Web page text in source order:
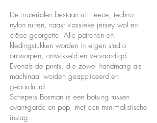
De materialen bestaan uit fleece, techno
nylon ruiten, naast klassieke jersey wol en
crêpe georgette. Alle patronen en
kledingstukken worden in eigen studio
ontworpen, ontwikkeld en vervaardigd.
Evenals de prints, die zowel handmatig als
machinaal worden geappliceerd en
geborduurd.
Schepers Bosman is een botsing tussen
avant-garde en pop, met een minimalistische
inslag.